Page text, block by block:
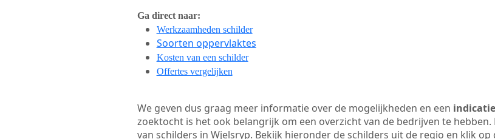
Ga direct naar:
Werkzaamheden schilder
Soorten oppervlaktes
Kosten van een schilder
Offertes vergelijken
We geven dus graag meer informatie over de mogelijkheden en een
zoektocht is het ook belangrijk om een overzicht van de bedrijven te
van schilders in Wjelsryp. Bekijk hieronder de schilders uit de regio en klik